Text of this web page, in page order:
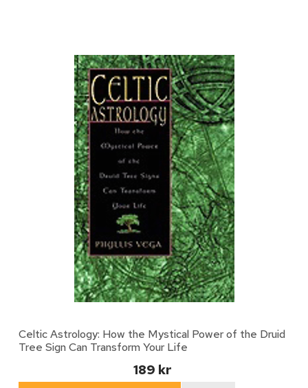
Celtic Astrology: How the Mystical Power of the Druid
Tree Sign Can Transform Your Life
189 kr